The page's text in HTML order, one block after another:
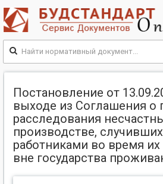
Постановление от
выходе из Соглашения о
расследования
производстве,
работниками во время
вне государства